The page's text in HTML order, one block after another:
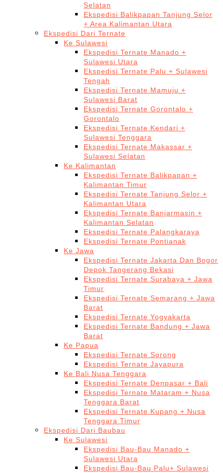
Selatan
Ekspedisi Balikpapan Tanjung Selor
+ Area Kalimantan Utara
Ekspedisi Dari Ternate
Ke Sulawesi
Ekspedisi Ternate Manado +
Sulawesi Utara
Ekspedisi Ternate Palu + Sulawesi
Tengah
Ekspedisi Ternate Mamuju +
Sulawesi Barat
Ekspedisi Ternate Gorontalo +
Gorontalo
Ekspedisi Ternate Kendari +
Sulawesi Tenggara
Ekspedisi Ternate Makassar +
Sulawesi Selatan
Ke Kalimantan
Ekspedisi Ternate Balikpapan +
Kalimantan Timur
Ekspedisi Ternate Tanjung Selor +
Kalimantan Utara
Ekspedisi Ternate Banjarmasin +
Kalimantan Selatan
Ekspedisi Ternate Palangkaraya
Ekspedisi Ternate Pontianak
Ke Jawa
Ekspedisi Ternate Jakarta Dan Bogor
Depok Tangerang Bekasi
Ekspedisi Ternate Surabaya + Jawa
Timur
Ekspedisi Ternate Semarang + Jawa
Barat
Ekspedisi Ternate Yogyakarta
Ekspedisi Ternate Bandung + Jawa
Barat
Ke Papua
Ekspedisi Ternate Sorong
Ekspedisi Ternate Jayapura
Ke Bali Nusa Tenggara
Ekspedisi Ternate Denpasar + Bali
Ekspedisi Ternate Mataram + Nusa
Tenggara Barat
Ekspedisi Ternate Kupang + Nusa
Tenggara Timur
Ekspedisi Dari Baubau
Ke Sulawesi
Ekspedisi Bau-Bau Manado +
Sulawesi Utara
Ekspedisi Bau-Bau Palu+ Sulawesi